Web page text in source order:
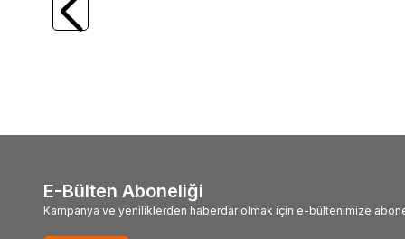
Takım Çantalı Profesyonel Alet Seti
E-Bülten Aboneliği
Kampanya ve yeniliklerden haberdar olmak için e-bültenimize